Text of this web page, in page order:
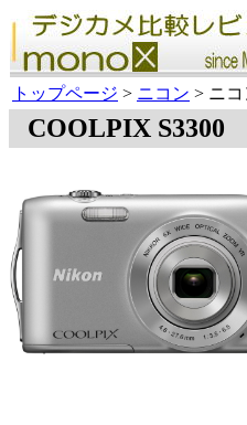
トップページ > ニコン > ニコ
COOLPIX S3300